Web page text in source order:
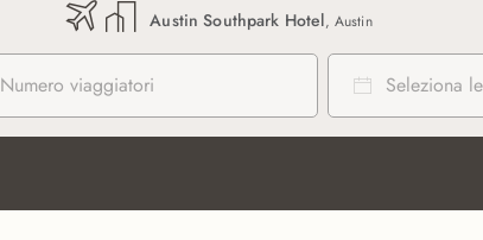
Austin Southpark Hotel, Austin
Numero viaggiatori Seleziona